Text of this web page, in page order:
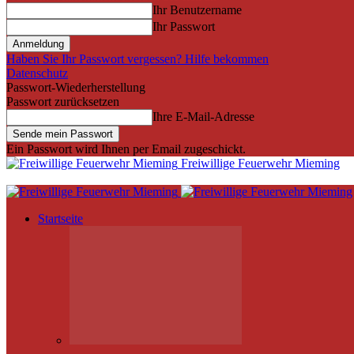
Ihr Benutzername
Ihr Passwort
Haben Sie Ihr Passwort vergessen? Hilfe bekommen
Datenschutz
Passwort-Wiederherstellung
Passwort zurücksetzen
Ihre E-Mail-Adresse
Ein Passwort wird Ihnen per Email zugeschickt.
Freiwillige Feuerwehr Mieming
Startseite